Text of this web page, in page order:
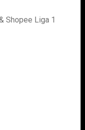
Shopee Liga 1